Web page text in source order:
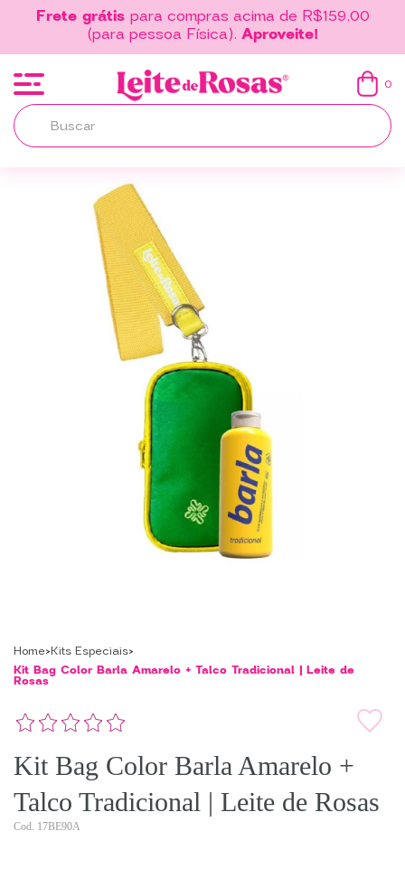
Frete grátispara compras acima de R$159,00
(para pessoa Física).Aproveite!
0
Home Kits Especiais
Kit Bag Color Barla Amarelo + Talco Tradicional | Leite de
Rosas
Kit Bag Color Barla Amarelo +
Talco Tradicional | Leite de Rosas
17BE90A